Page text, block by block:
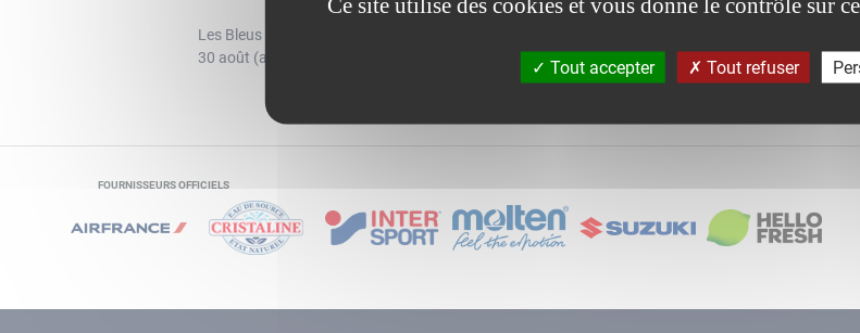
Les Bleus prendront ensuite la direction de Paris pour affronter un adversaire encore à
30 août (adversaire à déterminer) pour conclure leur été.
FOURNISSEURS OFFICIELS
Tout accepter Tout refuser